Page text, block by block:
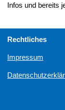
Infos und bereits
Rechtliches
Impressum